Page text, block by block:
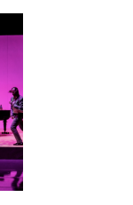
Report